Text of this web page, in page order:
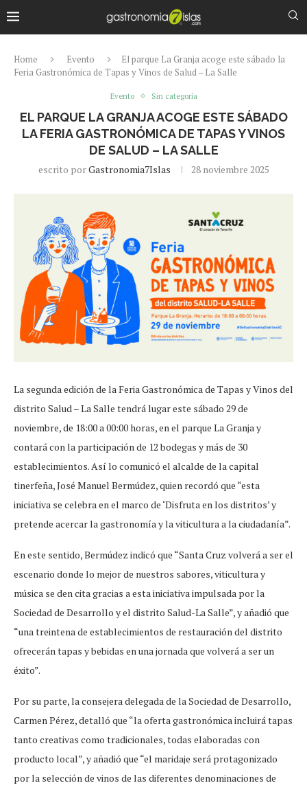
Home Evento
El parque La Granja acoge este sábado la
Feria Gastronómica de Tapas y Vinos de Salud – La Salle
Evento Sin categoría
EL PARQUE LA GRANJA ACOGE ESTE SÁBADO
LA FERIA GASTRONÓMICA DE TAPAS Y VINOS
DE SALUD – LA SALLE
escrito porGastronomia7Islas 28 noviembre 2025
La segunda edición de la Feria Gastronómica de Tapas y Vinos del
distrito Salud – La Salle tendrá lugar este sábado 29 de
noviembre, de 18:00 a 00:00 horas, en el parque La Granja y
contará con la participación de 12 bodegas y más de 30
establecimientos. Así lo comunicó el alcalde de la capital
tinerfeña, José Manuel Bermúdez, quien recordó que “esta
iniciativa se celebra en el marco de ‘Disfruta en los distritos’ y
pretende acercar la gastronomía y la viticultura a la ciudadanía”.
En este sentido, Bermúdez indicó que “Santa Cruz volverá a ser el
escenario donde lo mejor de nuestros sabores, viticultura y
música se den cita gracias a esta iniciativa impulsada por la
Sociedad de Desarrollo y el distrito Salud-La Salle”, y añadió que
“una treintena de establecimientos de restauración del distrito
ofrecerán tapas y bebidas en una jornada que volverá a ser un
éxito”.
Por su parte, la consejera delegada de la Sociedad de Desarrollo,
Carmen Pérez, detalló que “la oferta gastronómica incluirá tapas
tanto creativas como tradicionales, todas elaboradas con
producto local”, y añadió que “el maridaje será protagonizado
por la selección de vinos de las diferentes denominaciones de